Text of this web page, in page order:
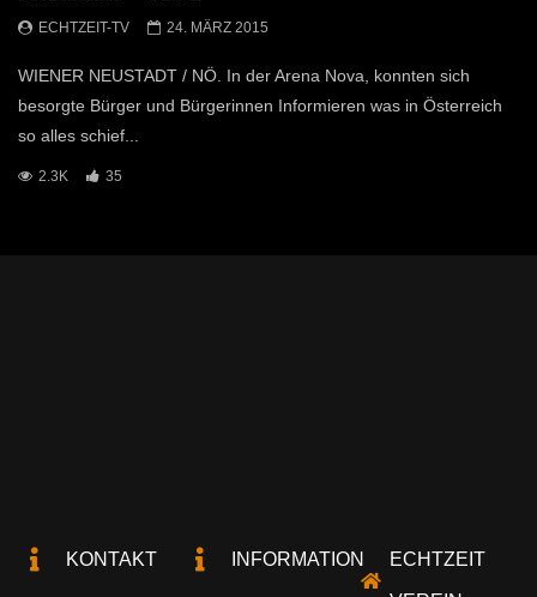
ECHTZEIT-TV 24. MÄRZ 2015
WIENER NEUSTADT / NÖ. In der Arena Nova, konnten sich
besorgte Bürger und Bürgerinnen Informieren was in Österreich
so alles schief...
2.3K 35
KONTAKT INFORMATION ECHTZEIT